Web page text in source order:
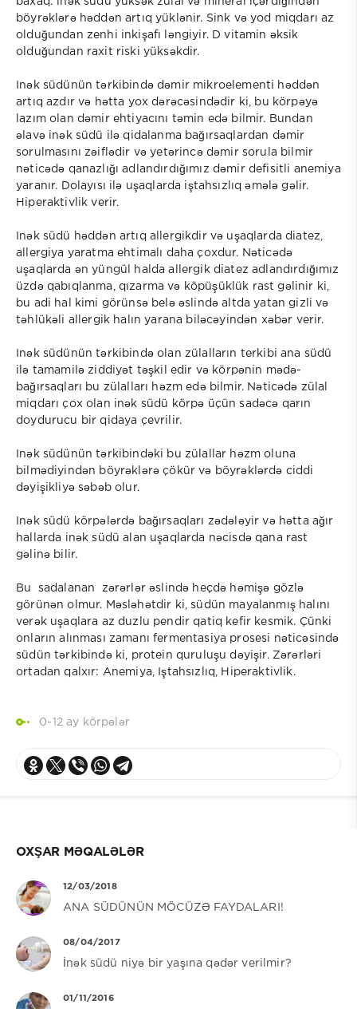
böyrəklərə həddən artıq yüklənir. Sink və yod miqdarı az
olduğundan zenhi inkişafı ləngiyir. D vitamin əksik
olduğundan raxit riski yüksəkdir.
Inək südünün tərkibində dəmir mikroelementi həddən
artıq azdır və hətta yox dərəcəsindədir ki, bu körpəyə
lazım olan dəmir ehtiyacını təmin edə bilmir. Bundan
əlavə inək südü ilə qidalanma bağırsaqlardan dəmir
sorulmasını zəiflədir və yetərincə dəmir sorula bilmir
nəticədə qanazlığı adlandırdığımız dəmir defisitli anemiya
yaranır. Dolayısı ilə uşaqlarda iştahsızlıq əmələ gəlir.
Hiperaktivlik verir.
Inək südü həddən artıq allergikdir və uşaqlarda diatez,
allergiya yaratma ehtimalı daha çoxdur. Nəticədə
uşaqlarda ən yüngül halda allergik diatez adlandırdığımız
üzdə qabıqlanma, qızarma və köpüşüklük rast gəlinir ki,
bu adi hal kimi görünsə belə əslində altda yatan gizli və
təhlükəli allergik halın yarana biləcəyindən xəbər verir.
Inək südünün tərkibində olan zülalların terkibi ana südü
ilə tamamilə ziddiyət təşkil edir və körpənin mədə-
bağırsaqları bu zülalları həzm edə bilmir. Nəticədə zülal
miqdarı çox olan inək südü körpə üçün sadəcə qarın
doydurucu bir qidaya çevrilir.
Inək südünün tərkibindəki bu zülallar həzm oluna
bilmədiyindən böyrəklərə çökür və böyrəklərdə ciddi
dəyişikliyə səbəb olur.
Inək südü körpələrdə bağırsaqları zədələyir və hətta ağır
hallarda inək südü alan uşaqlarda nəcisdə qana rast
gəlinə bilir.
Bu sadalanan zərərlər əslində heçdə həmişə gözlə
görünən olmur. Məsləhətdir ki, südün mayalanmış halını
verək uşaqlara az duzlu pendir qatiq kefir kesmik. Çünki
onların alınması zamanı fermentasiya prosesi nəticəsində
südün tərkibində ki, protein quruluşu dəyişir. Zərərləri
ortadan qalxır: Anemiya, Iştahsızlıq, Hiperaktivlik.
0-12 ay körpələr
OXŞAR MƏQALƏLƏR
12/03/2018
ANA SÜDÜNÜN MÖCÜZƏ FAYDALARI!
08/04/2017
İnək südü niyə bir yaşına qədər verilmir?
01/11/2016